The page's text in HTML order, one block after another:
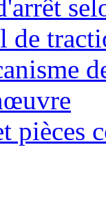
de
pièces